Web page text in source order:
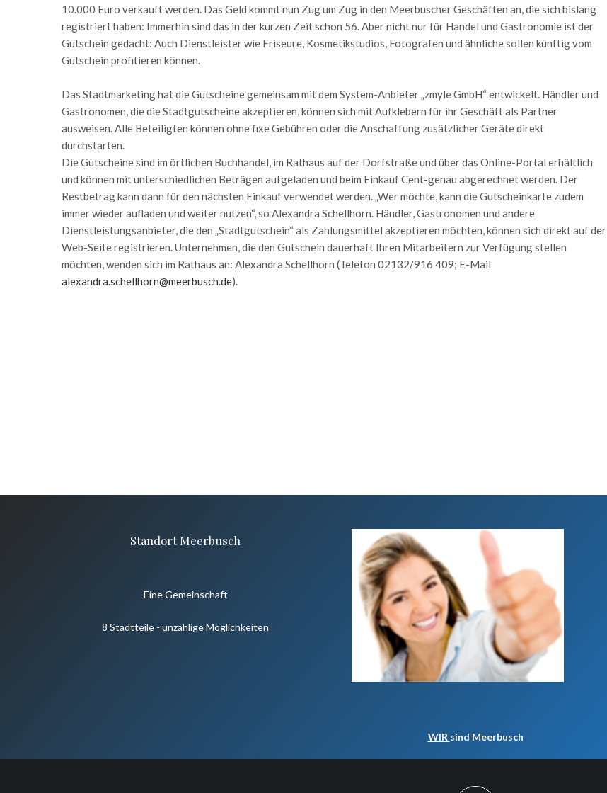
10.000 Euro verkauft werden. Das Geld kommt nun Zug um Zug in den Meerbuscher Geschäften an, die sich bislang
registriert haben: Immerhin sind das in der kurzen Zeit schon 56. Aber nicht nur für Handel und Gastronomie ist der
Gutschein gedacht: Auch Dienstleister wie Friseure, Kosmetikstudios, Fotografen und ähnliche sollen künftig vom
Gutschein profitieren können.
Das Stadtmarketing hat die Gutscheine gemeinsam mit dem System-Anbieter „zmyle GmbH“ entwickelt. Händler und
Gastronomen, die die Stadtgutscheine akzeptieren, können sich mit Aufklebern für ihr Geschäft als Partner
ausweisen. Alle Beteiligten können ohne fixe Gebühren oder die Anschaffung zusätzlicher Geräte direkt
durchstarten.
Die Gutscheine sind im örtlichen Buchhandel, im Rathaus auf der Dorfstraße und über das Online-Portal erhältlich
und können mit unterschiedlichen Beträgen aufgeladen und beim Einkauf Cent-genau abgerechnet werden. Der
Restbetrag kann dann für den nächsten Einkauf verwendet werden. „Wer möchte, kann die Gutscheinkarte zudem
immer wieder aufladen und weiter nutzen“, so Alexandra Schellhorn. Händler, Gastronomen und andere
Dienstleistungsanbieter, die den „Stadtgutschein“ als Zahlungsmittel akzeptieren möchten, können sich direkt auf der
Web-Seite registrieren. Unternehmen, die den Gutschein dauerhaft Ihren Mitarbeitern zur Verfügung stellen
möchten, wenden sich im Rathaus an: Alexandra Schellhorn (Telefon 02132/916 409; E-Mail
alexandra.schellhorn@meerbusch.de).
Standort Meerbusch
Eine Gemeinschaft
8 Stadtteile - unzählige Möglichkeiten
WIR sind Meerbusch